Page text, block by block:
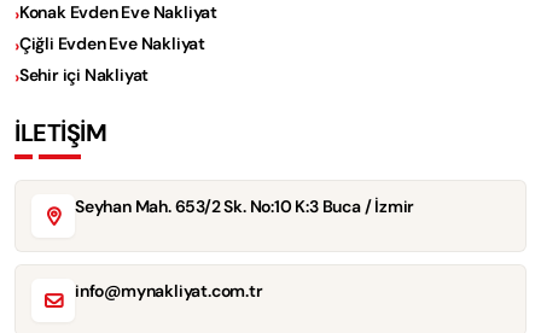
Konak Evden Eve Nakliyat
Çiğli Evden Eve Nakliyat
Sehir içi Nakliyat
İLETİŞİM
Seyhan Mah. 653/2 Sk. No:10 K:3 Buca / İzmir
info@mynakliyat.com.tr